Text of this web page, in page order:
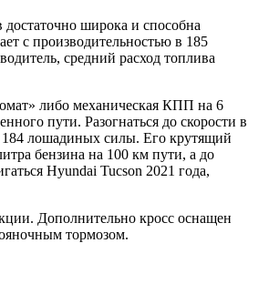
достаточно широка и способна
с производительностью в 185
средний расход топлива
либо механическая КПП на 6
пути. Разогнаться до скорости в
184 лошадиных силы. Его крутящий
бензина на 100 км пути, а до
Hyundai Tucson 2021 года,
Дополнительно кросс оснащен
тормозом.